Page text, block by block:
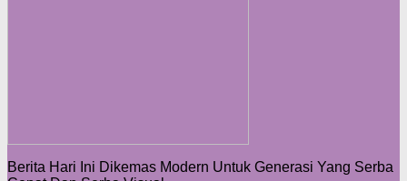
Berita Hari Ini Dikemas Modern Untuk Generasi Yang Serba